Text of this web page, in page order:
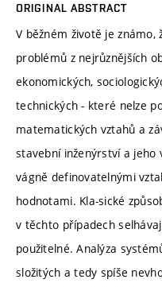
ORIGINAL ABSTRACT
V běžném životě je
problémů z nejrůznějších
ekonomických,
technických - které nelze
matematických vztahů a
stavební inženýrství a jeho
vágně definovatelnými
hodnotami. Kla-sické
v těchto případech
použitelné. Analýza
složitých a tedy spíše